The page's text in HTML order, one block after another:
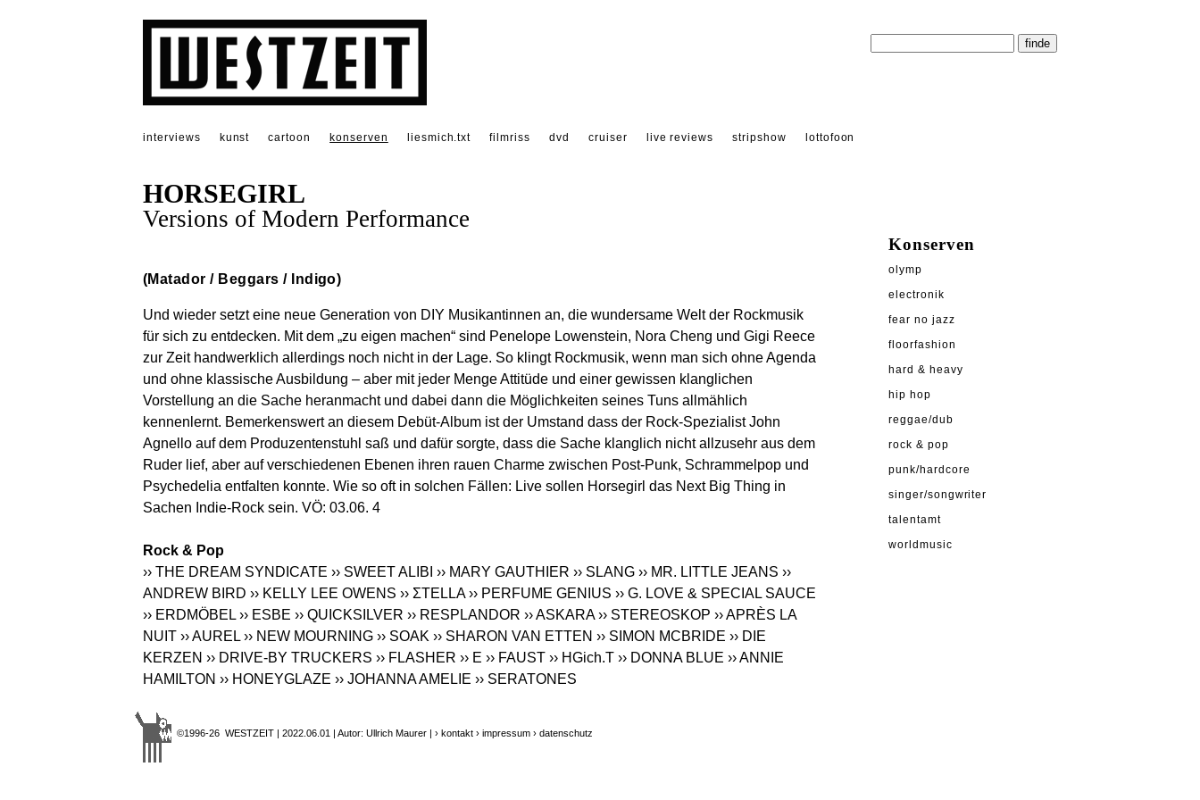
interviews kunst cartoon konserven liesmich.txt filmriss dvd cruiser live reviews stripshow lottofoon
HORSEGIRL
Versions of Modern Performance
(Matador / Beggars / Indigo)
Und wieder setzt eine neue Generation von DIY Musikantinnen an, die wundersame Welt der Rockmusik
für sich zu entdecken. Mit dem „zu eigen machen“ sind Penelope Lowenstein, Nora Cheng und Gigi Reece
zur Zeit handwerklich allerdings noch nicht in der Lage. So klingt Rockmusik, wenn man sich ohne Agenda
und ohne klassische Ausbildung – aber mit jeder Menge Attitüde und einer gewissen klanglichen
Vorstellung an die Sache heranmacht und dabei dann die Möglichkeiten seines Tuns allmählich
kennenlernt. Bemerkenswert an diesem Debüt-Album ist der Umstand dass der Rock-Spezialist John
Agnello auf dem Produzentenstuhl saß und dafür sorgte, dass die Sache klanglich nicht allzusehr aus dem
Ruder lief, aber auf verschiedenen Ebenen ihren rauen Charme zwischen Post-Punk, Schrammelpop und
Psychedelia entfalten konnte. Wie so oft in solchen Fällen: Live sollen Horsegirl das Next Big Thing in
Sachen Indie-Rock sein. VÖ: 03.06. 4
Rock & Pop
›› THE DREAM SYNDICATE ›› SWEET ALIBI ›› MARY GAUTHIER ›› SLANG ›› MR. LITTLE JEANS ››
ANDREW BIRD ›› KELLY LEE OWENS ›› ΣTELLA ›› PERFUME GENIUS ›› G. LOVE & SPECIAL SAUCE
›› ERDMÖBEL ›› ESBE ›› QUICKSILVER ›› RESPLANDOR ›› ASKARA ›› STEREOSKOP ›› APRÈS LA
NUIT ›› AUREL ›› NEW MOURNING ›› SOAK ›› SHARON VAN ETTEN ›› SIMON MCBRIDE ›› DIE
KERZEN ›› DRIVE-BY TRUCKERS ›› FLASHER ›› E ›› FAUST ›› HGich.T ›› DONNA BLUE ›› ANNIE
HAMILTON ›› HONEYGLAZE ›› JOHANNA AMELIE ›› SERATONES
©1996-26 WESTZEIT | 2022.06.01 | Autor: Ullrich Maurer | › kontakt › impressum › datenschutz
Konserven
olymp
electronik
fear no jazz
floorfashion
hard & heavy
hip hop
reggae/dub
rock & pop
punk/hardcore
singer/songwriter
talentamt
worldmusic